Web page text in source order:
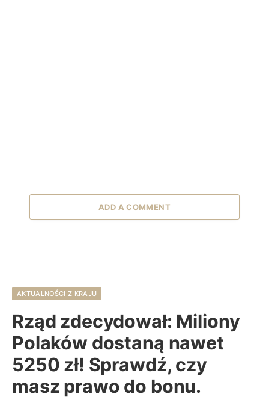
ADD A COMMENT
AKTUALNOŚCI Z KRAJU
Rząd zdecydował: Miliony
Polaków dostaną nawet
5250 zł! Sprawdź, czy
masz prawo do bonu.